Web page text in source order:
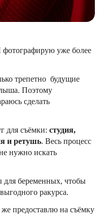
фотографирую уже более
трепетно будущие
Поэтому
сделать
для съёмки: студия,
и ретушь. Весь процесс
нужно искать
для беременных, чтобы
ракурса.
предоставлю на съёмку